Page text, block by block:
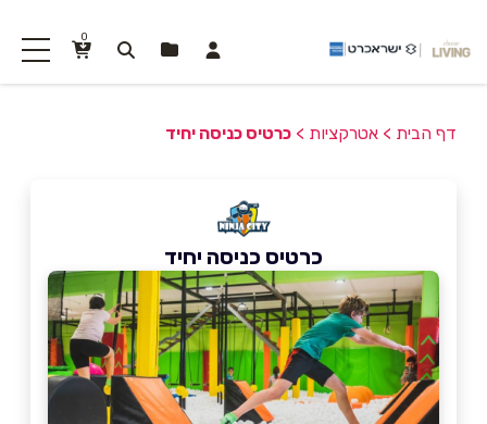
0
דף הבית > אטרקציות > כרטיס כניסה יחיד
כרטיס כניסה יחיד